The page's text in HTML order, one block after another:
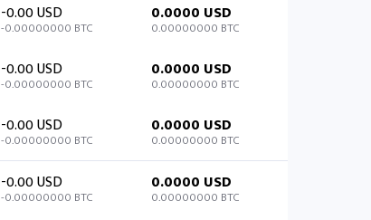
-0.00 USD
-0.00000000 BTC
0.0000 USD
0.00000000 BTC
-0.00 USD
-0.00000000 BTC
0.0000 USD
0.00000000 BTC
-0.00 USD
-0.00000000 BTC
0.0000 USD
0.00000000 BTC
-0.00 USD
-0.00000000 BTC
0.0000 USD
0.00000000 BTC